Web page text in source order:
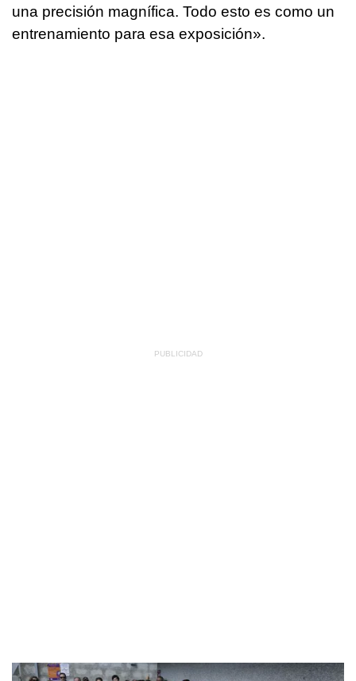
una precisión magnífica. Todo esto es como un
entrenamiento para esa exposición».